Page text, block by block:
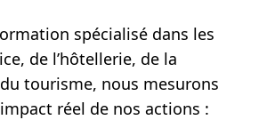
spécialisé dans les
de l’hôtellerie, de la
tourisme, nous mesurons
réel de nos actions :